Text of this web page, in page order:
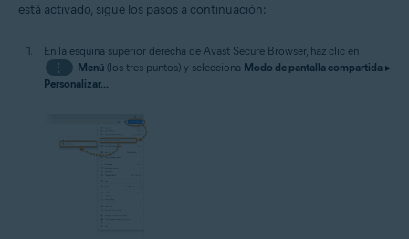
está activado, sigue los pasos a continuación:
En la esquina superior derecha de Avast Secure Browser, haz clic en
⋮
Menú(los tres puntos) y selecciona Modo de pantalla compartida▸
Personalizar...